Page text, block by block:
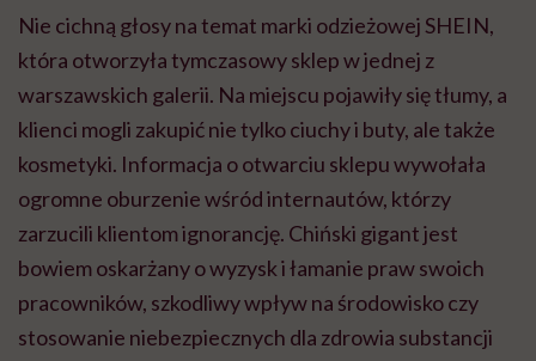
Nie cichną głosy na temat marki odzieżowej SHEIN,
która otworzyła tymczasowy sklep w jednej z
warszawskich galerii. Na miejscu pojawiły się tłumy, a
klienci mogli zakupić nie tylko ciuchy i buty, ale także
kosmetyki. Informacja o otwarciu sklepu wywołała
ogromne oburzenie wśród internautów, którzy
zarzucili klientom ignorancję. Chiński gigant jest
bowiem oskarżany o wyzysk i łamanie praw swoich
pracowników, szkodliwy wpływ na środowisko czy
stosowanie niebezpiecznych dla zdrowia substancji